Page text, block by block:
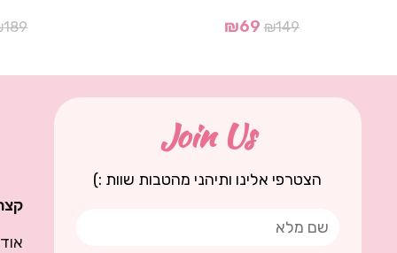
₪149
₪69
189
Join Us
הצטרפי אלינו ותיהני מהטבות שוות :)